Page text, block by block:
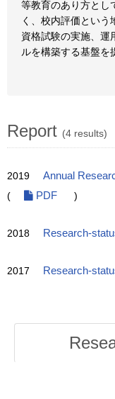
等教育のあり方とし
く、校内評価という
資格試験の実施、運
ルを構築する基盤を
Report (4 results)
2019 Annual
(
PDF )
2018 Research-
2017 Research-